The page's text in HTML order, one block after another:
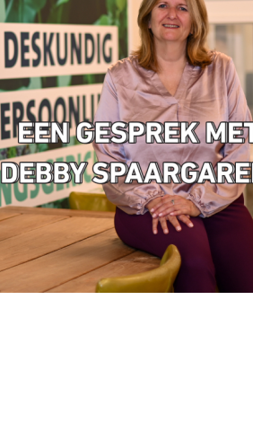
Ondernemersbudget
Omzet Groei - Royal
de